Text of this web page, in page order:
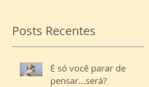
Posts Recentes
É só você parar de
pensar...será?